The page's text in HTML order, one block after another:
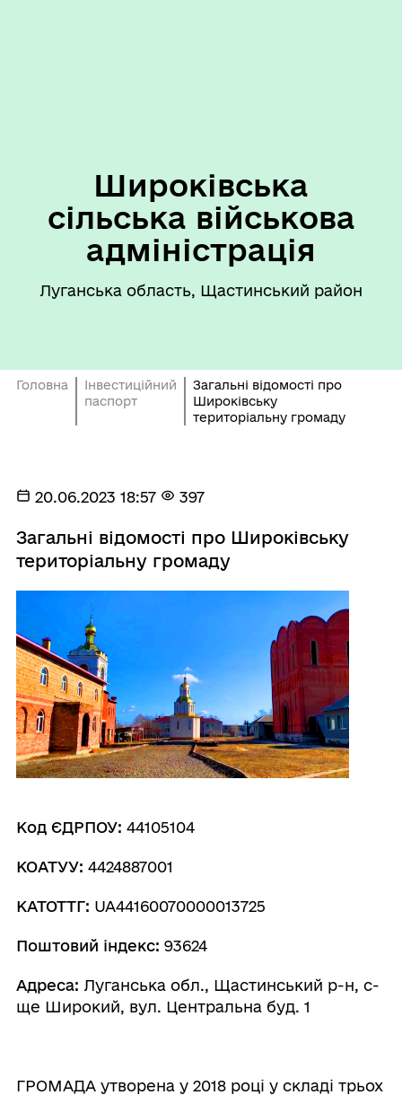
Широківська
сільська військова
адміністрація
Луганська область, Щастинський район
Головна
Інвестиційний
паспорт
Загальні відомості про
Широківську
територіальну громаду
20.06.2023 18:57 397
Загальні відомості про Широківську
територіальну громаду
Код ЄДРПОУ: 44105104
КОАТУУ: 4424887001
КАТОТТГ: UA44160070000013725
Поштовий індекс: 93624
Адреса: Луганська обл., Щастинський р-н, с-
ще Широкий, вул. Центральна буд. 1
ГРОМАДА утворена у 2018 році у складі трьох